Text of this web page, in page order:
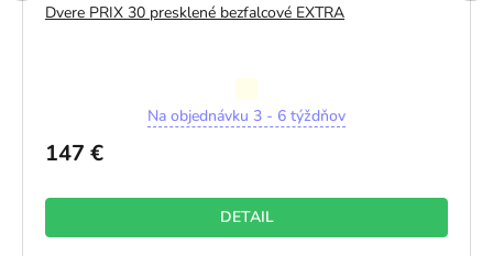
Dvere PRIX 30 presklené bezfalcové EXTRA
hodnotenie
z
5
hviezdičiek.
Na objednávku 3 - 6 týždňov
147 €
DETAIL